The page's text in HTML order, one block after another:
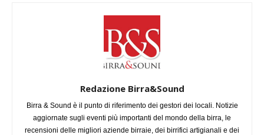
Redazione Birra&Sound
Birra & Sound è il punto di riferimento dei gestori dei locali. Notizie
aggiornate sugli eventi più importanti del mondo della birra, le
recensioni delle migliori aziende birraie, dei birrifici artigianali e dei